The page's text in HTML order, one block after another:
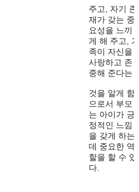
주고, 자기 존
재가 갖는 중
요성을 느끼
게 해 주고, 가
족이 자신을
사랑하고 존
중해 준다는
것을 알게 함
으로서 부모
는 아이가 긍
정적인 느낌
을 갖게 하는
데 중요한 역
할을 할 수 있
다.